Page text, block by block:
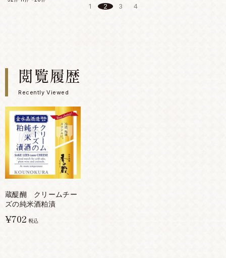
1 2 3 4
閲覧履歴
Recently Viewed
蔵醍醐 クリームチー
ズの純米酒粕漬
¥702 税込